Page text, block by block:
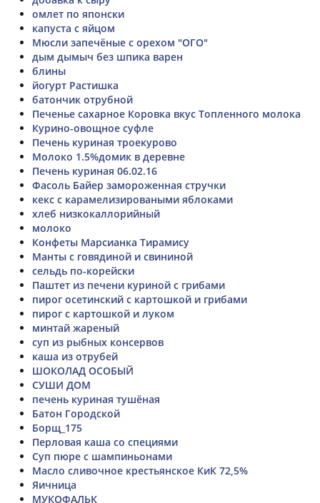
омлет по японски
капуста с яйцом
Мюсли запечёные с орехом "ОГО"
дым дымыч без шпика варен
блины
йогурт Растишка
батончик отрубной
Печенье сахарное Коровка вкус Топленного молока
Курино-овощное суфле
Печень куриная троекурово
Молоко 1.5%домик в деревне
Печень куриная 06.02.16
Фасоль Байер замороженная стручки
кекс с карамелизироваными яблоками
хлеб низкокаллорийный
молоко
Конфеты Марсианка Тирамису
Манты с говядиной и свининой
сельдь по-корейски
Паштет из печени куриной с грибами
пирог осетинский с картошкой и грибами
пирог с картошкой и луком
минтай жареный
суп из рыбных консервов
каша из отрубей
ШОКОЛАД ОСОБЫЙ
СУШИ ДОМ
печень куриная тушёная
Батон Городской
Борщ_175
Перловая каша со специями
Суп пюре с шампиньонами
Масло сливочное крестьянское КиК 72,5%
Яичница
МУКОФАЛЬК